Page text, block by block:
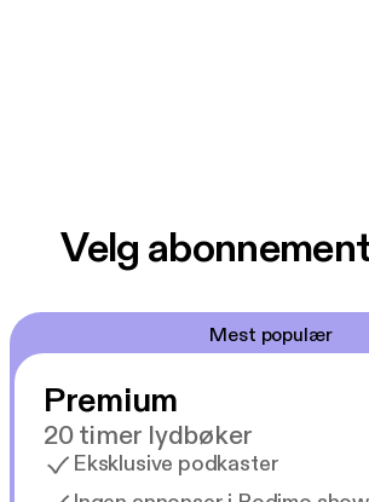
Velg
Mest populær
Premium
20 timer lydbøker
Eksklusive podkaster